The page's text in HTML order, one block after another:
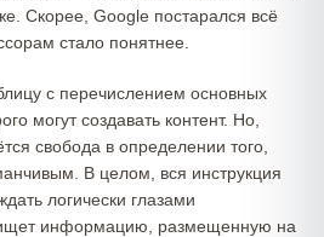
Скорее, Google постарался всё
стало понятнее.
с перечислением основных
могут создавать контент. Но,
свобода в определении того,
В целом, вся инструкция
логически глазами
ищет информацию, размещенную на